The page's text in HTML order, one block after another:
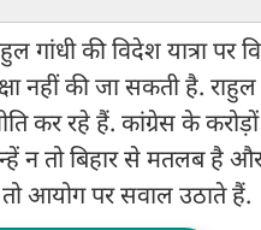
गांधी की विदेश यात्रा
नहीं की जा सकती है.
कर रहे हैं. कांग्रेस के
न तो बिहार से मतलब है
आयोग पर सवाल उठाते हैं.